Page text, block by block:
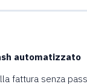
automatizzato
fattura senza